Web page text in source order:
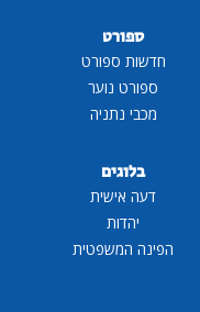
ספורט
חדשות ספורט
ספורט נוער
מכבי נתניה
בלוגים
דעה אישית
יהדות
הפינה המשפטית